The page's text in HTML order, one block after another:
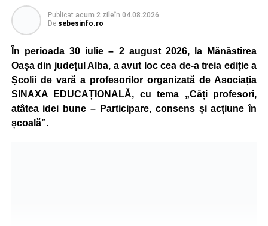
Publicat acum 2 zileîn 04.08.2026
De sebesinfo.ro
În perioada 30 iulie – 2 august 2026, la Mănăstirea
Oașa din județul Alba, a avut loc cea de-a treia ediție a
Școlii de vară a profesorilor organizată de Asociația
SINAXA EDUCAȚIONALĂ, cu tema „Câți profesori,
atâtea idei bune – Participare, consens și acțiune în
școală”.